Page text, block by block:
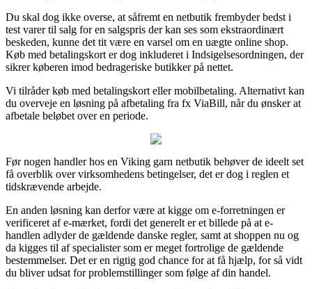
Du skal dog ikke overse, at såfremt en netbutik frembyder bedst i
test varer til salg for en salgspris der kan ses som ekstraordinært
beskeden, kunne det tit være en varsel om en uægte online shop.
Køb med betalingskort er dog inkluderet i Indsigelsesordningen, der
sikrer køberen imod bedrageriske butikker på nettet.
Vi tilråder køb med betalingskort eller mobilbetaling. Alternativt kan
du overveje en løsning på afbetaling fra fx ViaBill, når du ønsker at
afbetale beløbet over en periode.
Før nogen handler hos en Viking garn netbutik behøver de ideelt set
få overblik over virksomhedens betingelser, det er dog i reglen et
tidskrævende arbejde.
En anden løsning kan derfor være at kigge om e-forretningen er
verificeret af e-mærket, fordi det generelt er et billede på at e-
handlen adlyder de gældende danske regler, samt at shoppen nu og
da kigges til af specialister som er meget fortrolige de gældende
bestemmelser. Det er en rigtig god chance for at få hjælp, for så vidt
du bliver udsat for problemstillinger som følge af din handel.